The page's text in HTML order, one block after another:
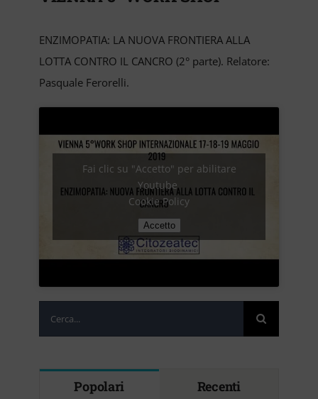
ENZIMOPATIA: LA NUOVA FRONTIERA ALLA
LOTTA CONTRO IL CANCRO (2° parte). Relatore:
Pasquale Ferorelli.
Fai clic su "Accetto" per abilitare
Youtube
Cookie Policy
Accetto
Popolari Recenti